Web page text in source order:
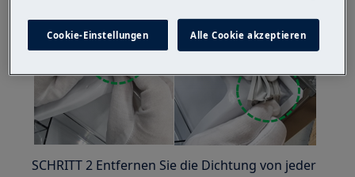
SCHRITT 2 Entfernen Sie die Dichtung von jeder
Cookie-Einstellungen Alle Cookie akzeptieren